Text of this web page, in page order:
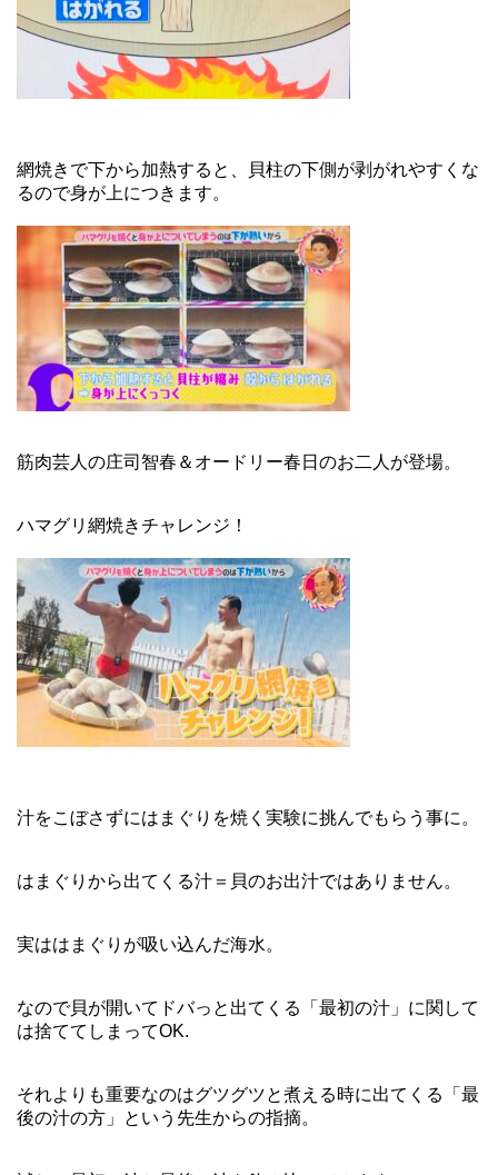
網焼きで下から加熱すると、貝柱の下側が剥がれやすくな
るので身が上につきます。
筋肉芸人の庄司智春＆オードリー春日のお二人が登場。
ハマグリ網焼きチャレンジ！
汁をこぼさずにはまぐりを焼く実験に挑んでもらう事に。
はまぐりから出てくる汁＝貝のお出汁ではありません。
実ははまぐりが吸い込んだ海水。
なので貝が開いてドバっと出てくる「最初の汁」に関して
は捨ててしまってOK.
それよりも重要なのはグツグツと煮える時に出てくる「最
後の汁の方」という先生からの指摘。